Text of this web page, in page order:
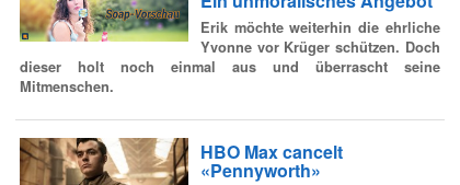
Erik möchte weiterhin die ehrliche
Yvonne vor Krüger schützen. Doch
dieser holt noch einmal aus und überrascht seine
Mitmenschen.
HBO Max cancelt
«Pennyworth»